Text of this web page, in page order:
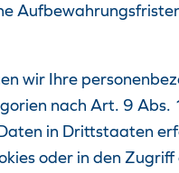
wir Ihre
nach Art. 9
in Drittstaaten
oder in den